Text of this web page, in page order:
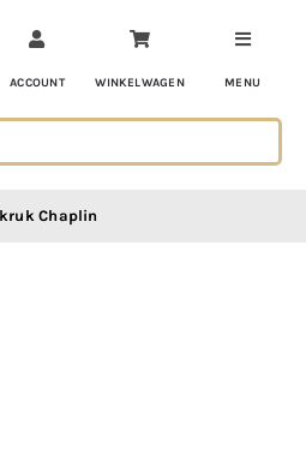
ACCOUNT WINKELWAGEN MENU
Chaplin